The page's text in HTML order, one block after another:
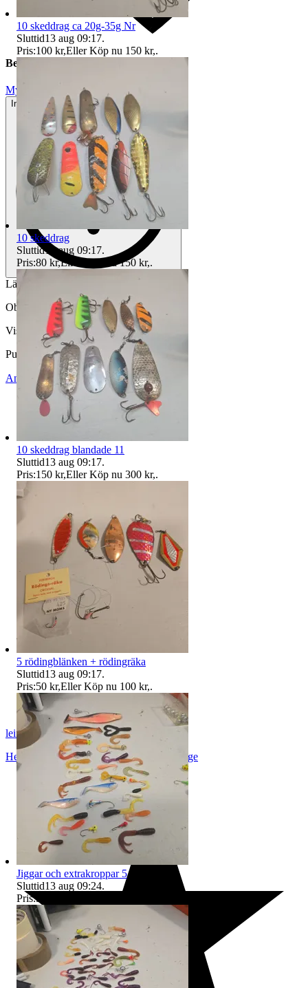
Beskrivning
Mycket gott skick
Inga eller minimala tecken på användning
Längd 180cm, betesvikt upp till 5-25g.
Objektnr
733 658 191
Visningar 149
Publicerad 27 maj 21:01
Anmäl Sälj liknande
leifivar_2007
Hembygdsvägen 3 64392 Vingåker
Sverige
10 skeddrag ca 20g-35g Nr
Sluttid13 aug 09:17.
Pris:100 kr,Eller Köp nu 150 kr,.
10 skeddrag
Sluttid13 aug 09:17.
Pris:80 kr,Eller Köp nu 150 kr,.
10 skeddrag blandade 11
Sluttid13 aug 09:17.
Pris:150 kr,Eller Köp nu 300 kr,.
5 rödingblänken + rödingräka
Sluttid13 aug 09:17.
Pris:50 kr,Eller Köp nu 100 kr,.
Jiggar och extrakroppar 5
Sluttid13 aug 09:24.
Pris:50 kr